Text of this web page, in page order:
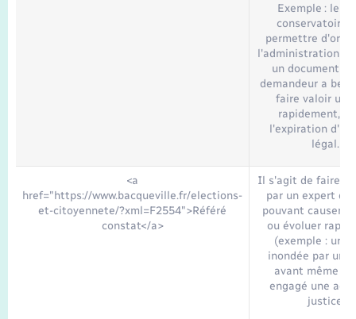
Exemple : le
conservatoire
permettre
l'administration
un document
demandeur a
faire valoir un
rapidement,
l'expiration d'un
légal.
<a
href="https://www.bacqueville.fr/elections-
et-citoyennete/?xml=F2554">Référé
constat</a>
Il s'agit de faire
par un expert
pouvant causer
ou évoluer
(exemple : une
inondée par un
avant même
engagé une
justice